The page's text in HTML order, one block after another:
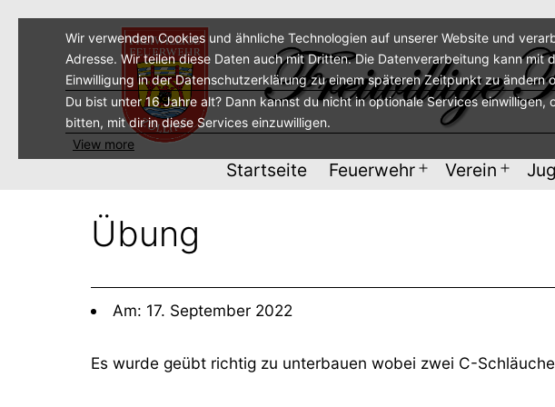
Startseite Feuerwehr MenüVerein Menü
Übung
Am: 17. September 2022
Es wurde geübt richtig zu unterbauen wobei zwei C-
Wir verwenden Cookies und ähnliche Technologien auf unserer Website und
Adresse. Wir teilen diese Daten auch mit Dritten. Die Datenverarbeitung kann
Einwilligung in der Datenschutzerklärung zu einem späteren Zeitpunkt zu ändern
Du bist unter 16 Jahre alt? Dann kannst du nicht in optionale Services
bitten, mit dir in diese Services einzuwilligen.
View more